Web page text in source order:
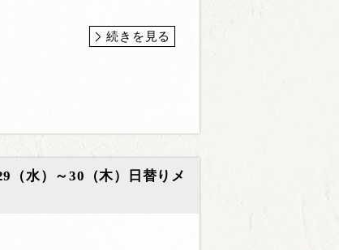
続きを見る
（水）～30（木）日替りメ